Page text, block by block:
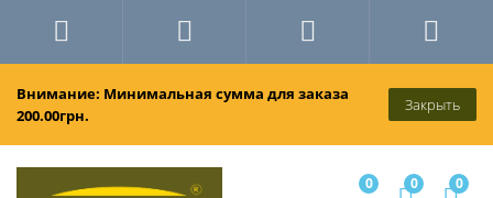
Внимание: Минимальная сумма для заказа
200.00грн.
Закрыть
0 0 0